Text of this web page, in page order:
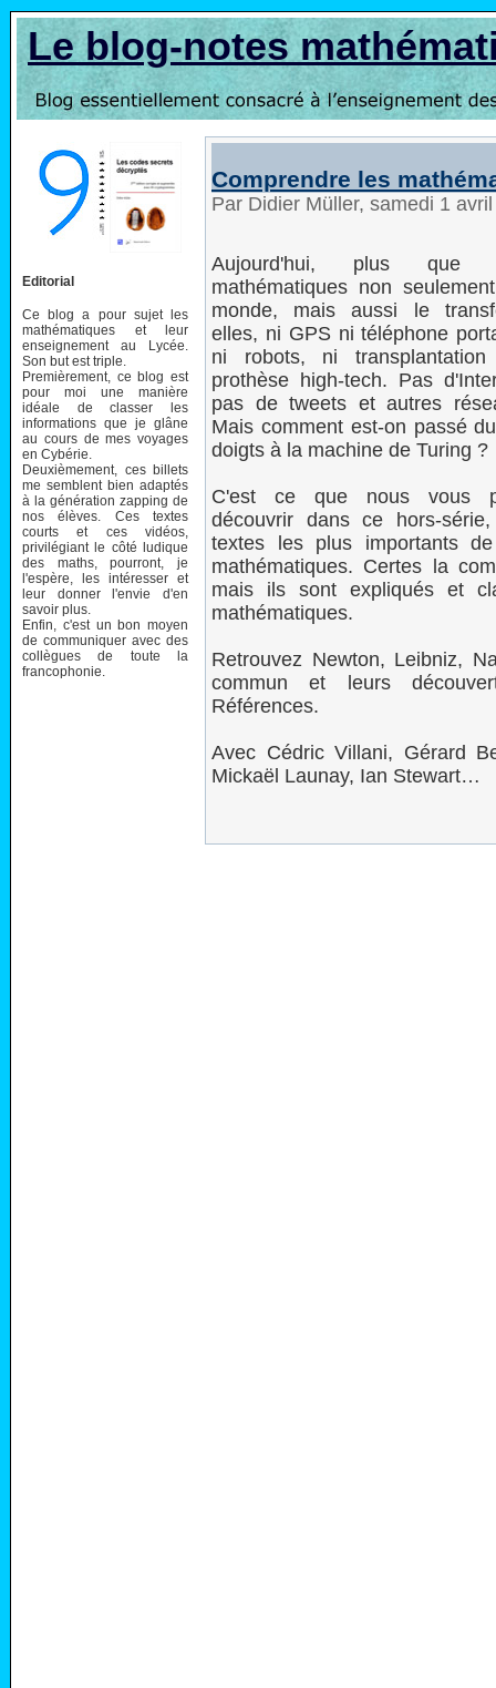
Le blog-notes
Editorial
Ce blog a pour sujet les
mathématiques et leur
enseignement au Lycée.
Son but est triple.
Premièrement, ce blog est
pour moi une manière
idéale de classer les
informations que je glâne
au cours de mes voyages
en Cybérie.
Deuxièmement, ces billets
me semblent bien adaptés
à la génération zapping de
nos élèves. Ces textes
courts et ces vidéos,
privilégiant le côté ludique
des maths, pourront, je
l'espère, les intéresser et
leur donner l'envie d'en
savoir plus.
Enfin, c'est un bon moyen
de communiquer avec des
collègues de toute la
francophonie.
Comprendre les
Par Didier Müller, samedi 1
Aujourd'hui, plus que
mathématiques non
monde, mais aussi le
elles, ni GPS ni téléphone
ni robots, ni
prothèse high-tech. Pas
pas de tweets et autres
Mais comment est-on passé
doigts à la machine de Turing ?
C'est ce que nous vous
découvrir dans ce hors-
textes les plus importants de
mathématiques. Certes la
mais ils sont expliqués et
mathématiques.
Retrouvez Newton, Leibniz,
commun et leurs
Références.
Avec Cédric Villani, Gérard
Mickaël Launay, Ian Stewart…